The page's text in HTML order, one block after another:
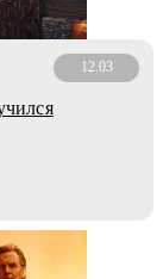
12.03